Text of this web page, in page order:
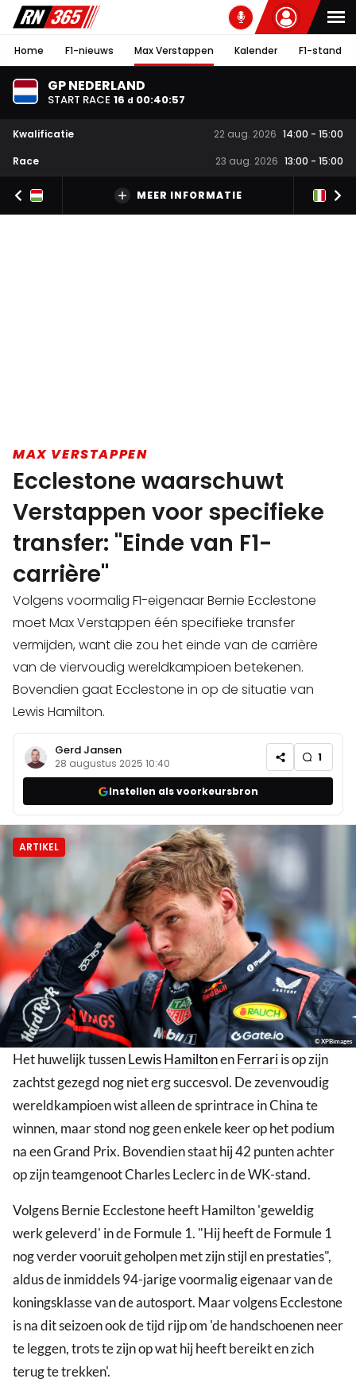
Home F1-nieuws Max Verstappen Kalender F1-stand
GP NEDERLAND
START RACE 16 d 00:40:56
Kwalificatie 22 aug. 2026 14:00 - 15:00
Race
23 aug. 2026 13:00 - 15:00
MEER INFORMATIE
MAX VERSTAPPEN
Ecclestone waarschuwt
Verstappen voor specifieke
transfer: "Einde van F1-
carrière"
Volgens voormalig F1-eigenaar Bernie Ecclestone
moet Max Verstappen één specifieke transfer
vermijden, want die zou het einde van de carrière
van de viervoudig wereldkampioen betekenen.
Bovendien gaat Ecclestone in op de situatie van
Lewis Hamilton.
Gerd Jansen
28 augustus 2025 10:40 1
Instellen als voorkeursbron
ARTIKEL
© XPBimages
Het huwelijk tussenLewis HamiltonenFerrariis op zijn
zachtst gezegd nog niet erg succesvol. De zevenvoudig
wereldkampioen wist alleen de sprintrace in China te
winnen, maar stond nog geen enkele keer op het podium
na een Grand Prix. Bovendien staat hij 42 punten achter
op zijn teamgenoot Charles Leclerc in de WK-stand.
Volgens Bernie Ecclestone heeft Hamilton 'geweldig
werk geleverd' in de Formule 1. "Hij heeft de Formule 1
nog verder vooruit geholpen met zijn stijl en prestaties",
aldus de inmiddels 94-jarige voormalig eigenaar van de
koningsklasse van de autosport. Maar volgens Ecclestone
is na dit seizoen ook de tijd rijp om 'de handschoenen neer
te leggen, trots te zijn op wat hij heeft bereikt en zich
terug te trekken'.